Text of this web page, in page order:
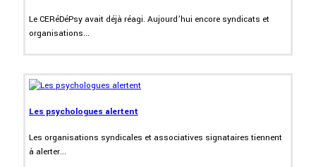
Le CERéDéPsy avait déjà réagi. Aujourd’hui encore syndicats et
organisations...
Les psychologues alertent
Les organisations syndicales et associatives signataires tiennent
à alerter...